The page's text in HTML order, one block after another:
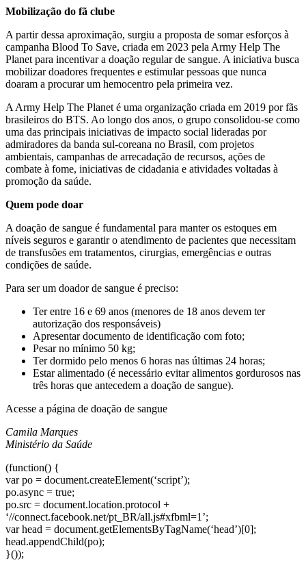
Mobilização do fã clube
A partir dessa aproximação, surgiu a proposta de somar esforços à
campanha Blood To Save, criada em 2023 pela Army Help The
Planet para incentivar a doação regular de sangue. A iniciativa busca
mobilizar doadores frequentes e estimular pessoas que nunca
doaram a procurar um hemocentro pela primeira vez.
A Army Help The Planet é uma organização criada em 2019 por fãs
brasileiros do BTS. Ao longo dos anos, o grupo consolidou-se como
uma das principais iniciativas de impacto social lideradas por
admiradores da banda sul-coreana no Brasil, com projetos
ambientais, campanhas de arrecadação de recursos, ações de
combate à fome, iniciativas de cidadania e atividades voltadas à
promoção da saúde.
Quem pode doar
A doação de sangue é fundamental para manter os estoques em
níveis seguros e garantir o atendimento de pacientes que necessitam
de transfusões em tratamentos, cirurgias, emergências e outras
condições de saúde.
Para ser um doador de sangue é preciso:
Ter entre 16 e 69 anos (menores de 18 anos devem ter
autorização dos responsáveis)
Apresentar documento de identificação com foto;
Pesar no mínimo 50 kg;
Ter dormido pelo menos 6 horas nas últimas 24 horas;
Estar alimentado (é necessário evitar alimentos gordurosos nas
três horas que antecedem a doação de sangue).
Acesse a página de doação de sangue
Camila Marques
Ministério da Saúde
(function() {
var po = document.createElement(‘script’);
po.async = true;
po.src = document.location.protocol +
‘//connect.facebook.net/pt_BR/all.js#xfbml=1’;
var head = document.getElementsByTagName(‘head’)[0];
head.appendChild(po);
}());